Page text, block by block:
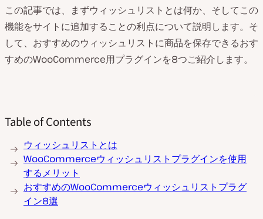
この記事では、まずウィッシュリストとは何か、そしてこの
機能をサイトに追加することの利点について説明します。そ
して、おすすめのウィッシュリストに商品を保存できるおす
すめのWooCommerce用プラグインを8つご紹介します。
Table of Contents
ウィッシュリストとは
WooCommerceウィッシュリストプラグインを使用
するメリット
おすすめのWooCommerceウィッシュリストプラグ
イン8選